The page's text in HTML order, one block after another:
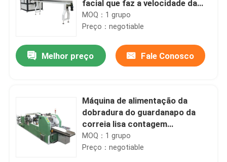
Casa
facial que faz a velocidade da
máquina 180 cortes/minuto
MOQ：1 grupo
Preço：negotiable
Melhor preço Fale Conosco
Máquina de alimentação da
dobradura do guardanapo da
correia lisa contagem
automática
MOQ：1 grupo
Preço：negotiable